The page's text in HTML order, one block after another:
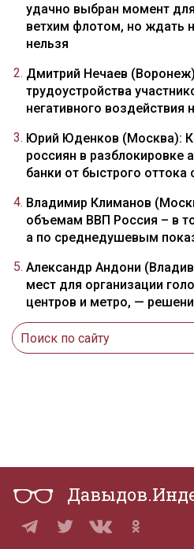
удачно выбран момент
ветхим флотом, но ждать
нельзя
Дмитрий Нечаев
трудоустройства
негативного воздействия
Юрий Юденков (Москва):
россиян в разблокировке
банки от быстрого оттока
Владимир Климанов
объемам ВВП Россия – в
а по среднедушевым
Александр Андони
мест для организации
центров и метро, —